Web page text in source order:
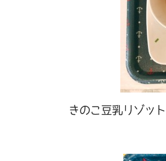
きのこ豆乳リゾッ